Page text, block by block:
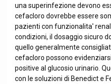
una superinfezione devono
cefacloro dovrebbe essere
pazienti con funzionalita'
condizioni, il dosaggio sicuro
quello generalmente
cefacloro possono
positive al glucosio urinario.
con le soluzioni di Benedict e